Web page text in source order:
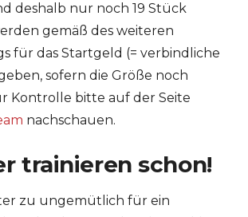
deshalb nur noch 19 Stück
gemäß des weiteren
für das Startgeld (= verbindliche
sofern die Größe noch
Kontrolle bitte auf der Seite
nachschauen.
trainieren schon!
zu ungemütlich für ein